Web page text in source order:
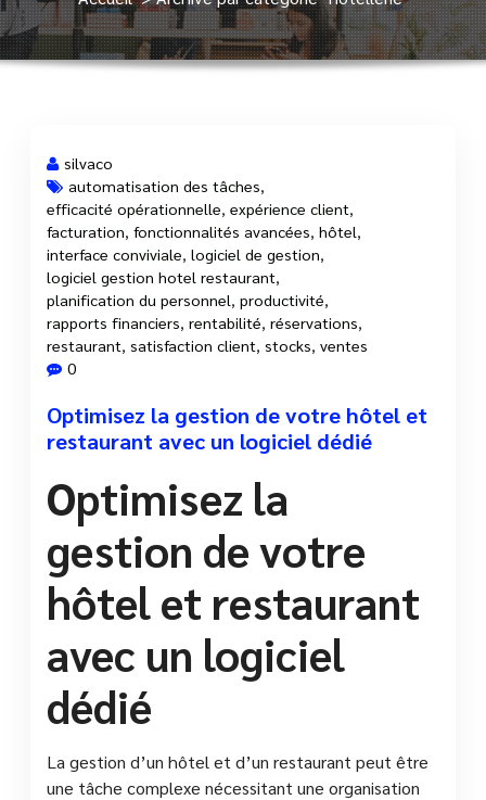
19 Mar, 2025
silvaco
automatisation des tâches
efficacité opérationnelle expérience client
facturation fonctionnalités avancées hôtel
interface conviviale logiciel de gestion
logiciel gestion hotel restaurant
planification du personnel productivité
rapports financiers rentabilité réservations
restaurant satisfaction client stocks ventes
0
Optimisez la gestion de votre hôtel et
restaurant avec un logiciel dédié
Optimisez la
gestion de votre
hôtel et restaurant
avec un logiciel
dédié
La gestion d’un hôtel et d’un restaurant peut être
une tâche complexe nécessitant une organisation